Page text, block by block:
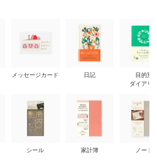
メッセージカード
シール
日記
家計簿
目的別
ダイアリ
ノート